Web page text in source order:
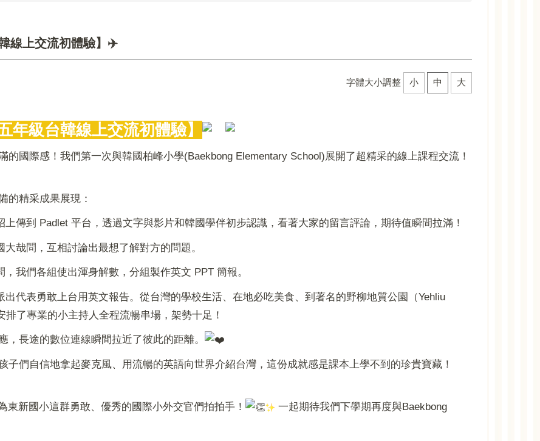
線上交流初體驗】✈️
字體大小調整 小 中
大
年級台韓線上交流初體驗】
國際感！我們第一次與韓國柏峰小學(Baekbong Elementary School)展開了超精采的線上課程交流！
的精采成果展現：
上傳到 Padlet 平台，透過文字與影片和韓國學伴初步認識，看著大家的留言評論，期待值瞬間拉滿！
哉問，互相討論出最想了解對方的問題。
我們各組使出渾身解數，分組製作英文 PPT 簡報。
出代表勇敢上台用英文報告。從台灣的學校生活、在地必吃美食、到著名的野柳地質公園（Yehliu
了專業的小主持人全程流暢串場，架勢十足！
長途的數位連線瞬間拉近了彼此的距離。
子們自信地拿起麥克風、用流暢的英語向世界介紹台灣，這份成就感是課本上學不到的珍貴寶藏！
東新國小這群勇敢、優秀的國際小外交官們拍拍手！
一起期待我們下學期再度與Baekbong